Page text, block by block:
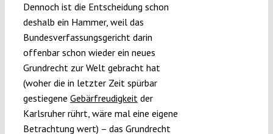
Dennoch ist die Entscheidung schon
deshalb ein Hammer, weil das
Bundesverfassungsgericht darin
offenbar schon wieder ein neues
Grundrecht zur Welt gebracht hat
(woher die in letzter Zeit spürbar
gestiegene Gebärfreudigkeitder
Karlsruher rührt, wäre mal eine eigene
Betrachtung wert) – das Grundrecht